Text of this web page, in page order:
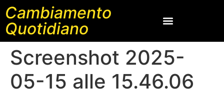
Cambiamento
Quotidiano
Screenshot 2025-
05-15 alle 15.46.06